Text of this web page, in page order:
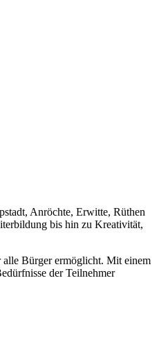
Anröchte, Erwitte, Rüthen
bis hin zu Kreativität,
alle Bürger ermöglicht. Mit einem
der Teilnehmer